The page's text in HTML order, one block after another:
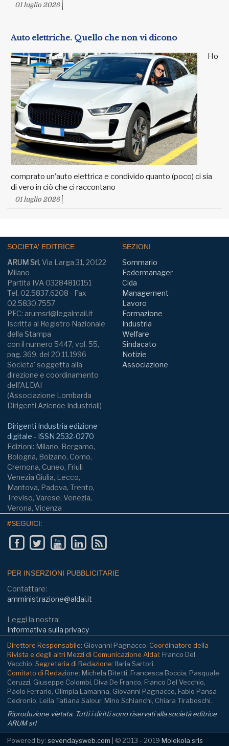
01 luglio 2026
Auto elettriche. Quello che non vi dicono
Ho
comprato un’auto elettrica e condivido quanto (poco) ci sia
di vero in ciò che ci raccontano
01 luglio 2026
SOCIETA' EDITRICE
ARUM Srl, Via Larga 31, 20122
Milano
Partita IVA 03284810151
Tel. 02.5837.6208 - Fax
02.5830.7557
PEC: arumsrl@legalmail.it
Iscritta al Registro Nazionale
della Stampa
con il numero 5447, vol. 55,
pag. 369, del 20.11.1996
Societa' soggetta alla
direzione e coordinamento
dell'ALDAI
(Associazione Lombarda
Dirigenti Aziende Industriali)
Dirigenti Industria edizione
digitale - ISSN 2532-0270
Edizioni: Milano, Bergamo,
Bologna, Bolzano, Como,
Cremona, Cuneo, Friuli
Venezia Giulia, Lecco,
Mantova, Padova, Trento,
Treviso, Varese, Venezia,
Verona, Vicenza
SEZIONI
Sommario
Federmanager
Cida
Management
Lavoro
Formazione
Industria
Welfare
Sindacato
Notizie
Associazione
#SEGUICI:
PER INSERZIONI PUBBLICITARIE
Contattare:
amministrazione@aldai.it
Leggi la nostra:
Informativa sulla privacy
Direttore Responsabile: Giovanni Pagnacco. Coordinatore della
Rivista e degli altri Mezzi di Comunicazione Aldai: Franco Del
Vecchio. Segreteria di Redazione: Ilaria Sartori.
Comitato di Redazione: Michela Bitetti, Francesca Boccia, Pasquale
Ceruzzi, Giuseppe Colombi, Diva De Franco, Franco Del Vecchio,
Paolo Ferrario, Olimpia Lamanna, Giovanni Pagnacco, Fabio Pansa
Cedronio, Leila Tatiana Salour, Mino Schianchi, Chiara Tiraboschi.
Riproduzione vietata. Tutti i diritti sono riservati alla società editrice
ARUM srl
Powered by: sevendaysweb.com | © 2013 - 2019 Molekola srls